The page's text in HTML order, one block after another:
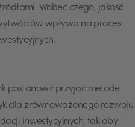
Wobec czego, jakość
wpływa na proces
postanowił przyjąć metodę
dla zrównoważonego rozwoju
inwestycyjnych, tak aby